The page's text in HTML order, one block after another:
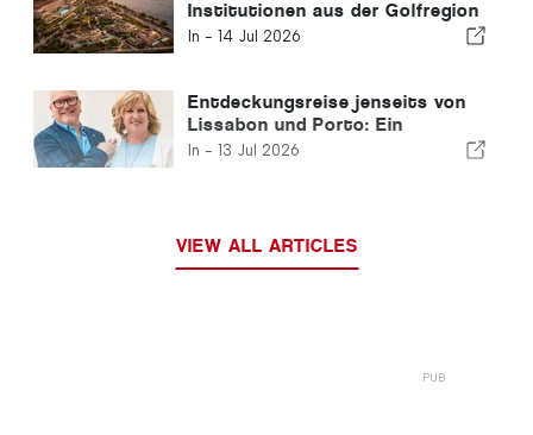
Institutionen aus der Golfregion
weiterhin in Portugal investieren
In - 14 Jul 2026
Entdeckungsreise jenseits von
Lissabon und Porto: Ein
Reiseführer für den Norden
In - 13 Jul 2026
VIEW ALL ARTICLES